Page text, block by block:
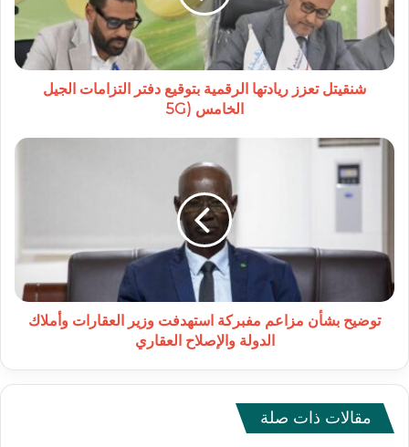
دفتر
التزامات
الجيل
الخامس
شنقيتل تعزز ريادتها الرقمية بتوقيع دفتر التزامات الجيل
الخامس (5G
توضيح
العقارات
وأملاك
الدولة
والإصلاح
توضيح بشأن مزاعم مفبركة استهدفت وزير العقارات وأملاك
الدولة والإصلاح العقاري
مقالات ذات صلة